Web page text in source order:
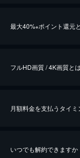
最大40%※ポイント還元
※40％ポイント還元の対象は
iOSアプリのUコイン決済
フルHD画質 / 4K画質と
月額料金を支払うタイミ
いつでも解約できますか